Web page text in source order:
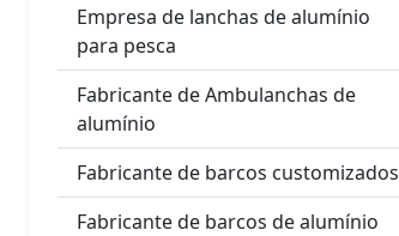
Empresa de lanchas de alumínio
para pesca
Fabricante de Ambulanchas de
alumínio
Fabricante de barcos customizados
Fabricante de barcos de alumínio